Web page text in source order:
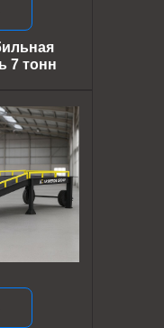
7 тонн